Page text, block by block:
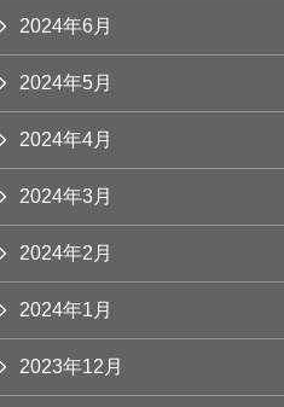
2024年6月
2024年5月
2024年4月
2024年3月
2024年2月
2024年1月
2023年12月